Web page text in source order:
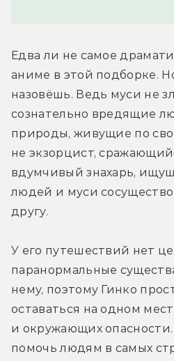
Едва ли не самое
аниме в этой подборке.
назовёшь. Ведь муси не
сознательно вредящие
природы, живущие по
не экзорцист,
вдумчивый знахарь,
людей и муси
другу.
У его путешествий нет
паранормальные
нему, поэтому Гинко
оставаться на одном
и окружающих опасности.
помочь людям в самых